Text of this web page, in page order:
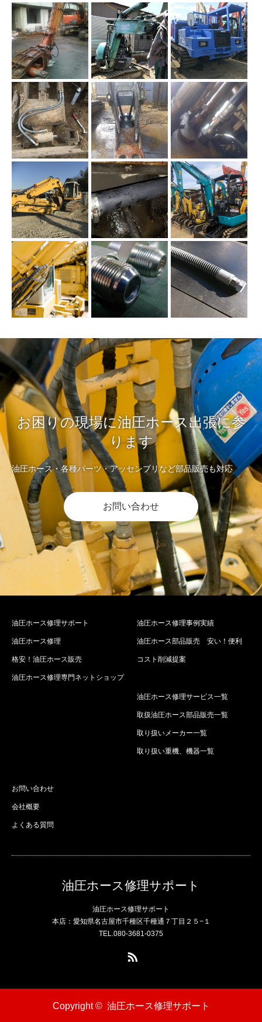
お困りの現場に油圧ホース出張に参
ります
油圧ホース・各種パーツ・アッセンブリなど部品販売も対応
お問い合わせ
油圧ホース修理サポート
油圧ホース修理
格安！油圧ホース販売
油圧ホース修理専門ネットショップ
油圧ホース修理事例実績
油圧ホース部品販売 安い！便利
コスト削減提案
油圧ホース修理サービス一覧
取扱油圧ホース部品販売一覧
取り扱いメーカー一覧
取り扱い重機、機器一覧
お問い合わせ
会社概要
よくある質問
油圧ホース修理サポート
油圧ホース修理サポート
本店：愛知県名古屋市千種区千種通７丁目２５−１
TEL.080-3681-0375
Copyright © 油圧ホース修理サポート